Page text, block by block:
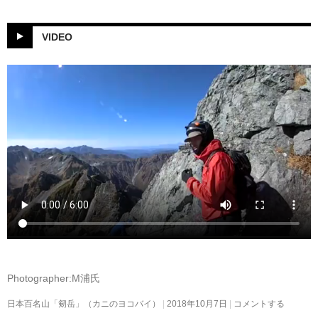
VIDEO
Photographer:M浦氏
日本百名山「剱岳」（カニのヨコバイ） 2018年10月7日 コメントする